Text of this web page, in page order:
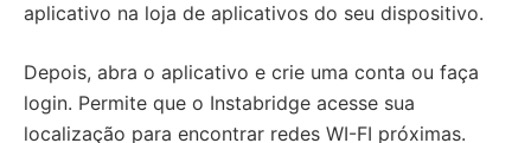
aplicativo na loja de aplicativos do seu dispositivo.
Depois, abra o aplicativo e crie uma conta ou faça
login. Permite que o Instabridge acesse sua
localização para encontrar redes WI-FI próximas.